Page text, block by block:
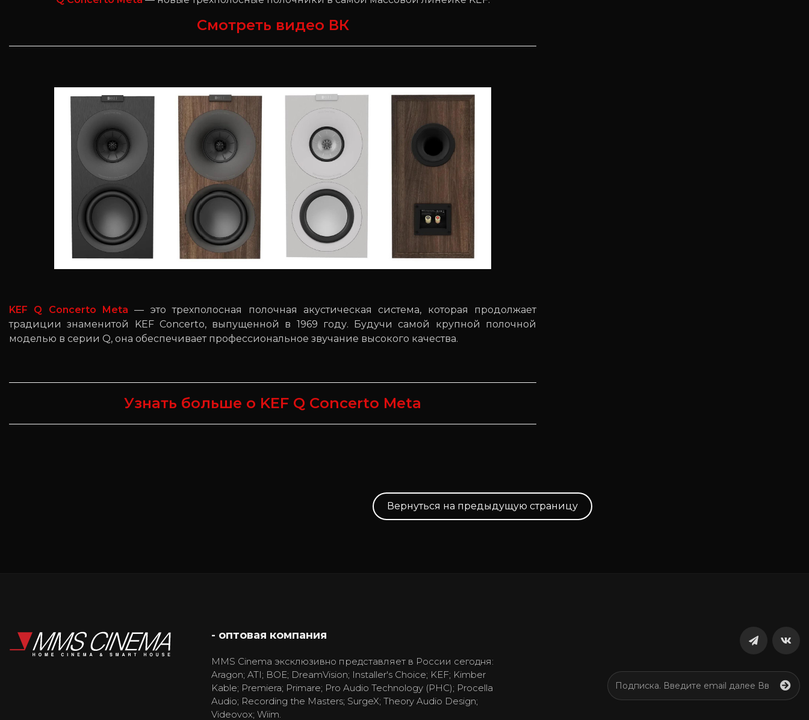
Смотреть видео ВК
KEF Q Concerto Meta — это трехполосная полочная акустическая система, которая продолжает
традиции знаменитой KEF Concerto, выпущенной в 1969 году. Будучи самой крупной полочной
моделью в серии Q, она обеспечивает профессиональное звучание высокого качества.
Узнать больше о KEF Q Concerto Meta
Вернуться на предыдущую страницу
- оптовая компания
MMS Cinema эксклюзивно представляет в России сегодня:
Aragon; ATI; BOE; DreamVision; Installer's Choice; KEF; Kimber
Kable; Premiera; Primare; Pro Audio Technology (PHC); Procella
Audio; Recording the Masters; SurgeX; Theory Audio Design;
Videovox; Wiim.